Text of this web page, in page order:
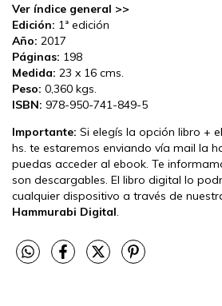
Ver índice general >>
Edición: 1ª edición
Año: 2017
Páginas: 198
Medida: 23 x 16 cms.
Peso: 0,360 kgs.
ISBN: 978-950-741-849-5
Importante: Si elegís la opción libro +
hs. te estaremos enviando vía mail la
puedas acceder al ebook. Te
son descargables. El libro digital lo
cualquier dispositivo a través de
Hammurabi Digital